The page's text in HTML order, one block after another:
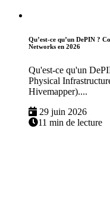
Qu’est-ce qu’un DePIN ?
Networks en 2026
Qu'est-ce qu'un
Physical
Hivemapper)....
29 juin 2026
11 min de lecture